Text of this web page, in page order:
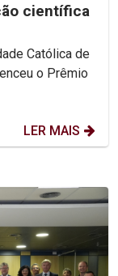
científica
Católica de
o Prêmio
LER MAIS